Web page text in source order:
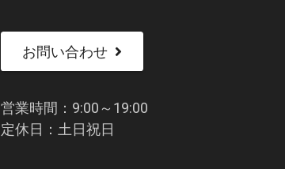
お問い合わせ
営業時間：9:00～19:00
定休日：土日祝日